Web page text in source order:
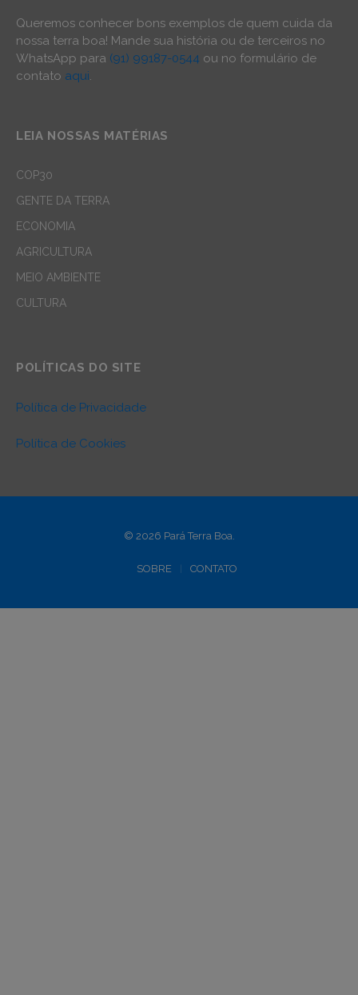
Queremos conhecer bons exemplos de quem cuida da
nossa terra boa! Mande sua história ou de terceiros no
WhatsApp para (91) 99187-0544 ou no formulário de
contato aqui.
LEIA NOSSAS MATÉRIAS
COP30
GENTE DA TERRA
ECONOMIA
AGRICULTURA
MEIO AMBIENTE
CULTURA
POLÍTICAS DO SITE
Política de Privacidade
Política de Cookies
© 2026 Pará Terra Boa.
SOBRE CONTATO